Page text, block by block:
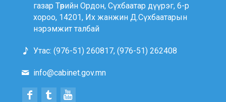
газар Төрийн Ордон, Сүхбаатар дүүрэг, 6-р
хороо, 14201, Их жанжин Д.Сүхбаатарын
нэрэмжит талбай
Утас: (976-51) 260817, (976-51) 262408
info@cabinet.gov.mn